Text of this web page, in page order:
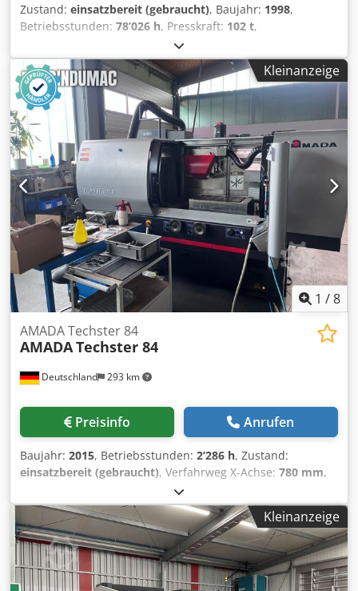
Zustand: einsatzbereit (gebraucht), Baujahr: 1998,
Betriebsstunden: 78’026 h, Presskraft: 102 t,
, Anzahl der Achsen:
Achsen-Abkantpresse vom Typ AMADA HFBO 100-30 wurde
1998 hergestellt. Sie verfügt über eine maximale Presskraft
von 1000 kN und eine Biegelänge von 3100 mm und bietet
damit solide Leistungsfähigkeit für vielfältige
Anwendungen. Im Jahr 2024 wurden an der Maschine
Software-Upgrades durchgeführt und die Zylinder
ausgetauscht. Wenn Sie auf der Suche nach hochwertigen
Biegekapazitäten sind, sollten Sie die von uns zum Verkauf
angebotene Abkantpresse AMADA HFBO 100-30 in Betracht
ziehen. Kontaktieren Sie uns für weitere Details. • Abstand
zwischen den Rahmen: 2700 mm • Maximaler Hub: 200
mm • Anzahl der Achsen: 8 (Y1, Y2, X1, X2, R1, R2, Z1, Z2)
Dsdpszl Dvqefx Andewa • Spannung: 400/415 V • Frequenz:
50 Hz • Nennstrom: 199 A • Anzahl der Phasen: 3 •
Installierte Leistung: 9 kW • Geräuschpegel:
Kleinanzeige
1 /8
Deutschland 293 km
AMADA Techster 84
AMADATechster 84
Preisinfo Anrufen
Baujahr: 2015, Betriebsstunden: 2’286 h, Zustand:
einsatzbereit (gebraucht), Verfahrweg X-Achse: 780 mm,
450 mm, Steuerungshersteller:
FANUC, Steuerungsmodell:Series 32i-MODEL B,
Gesamtgewicht:5’000 kg, Leistung des Spindelmotors:
7’500 W, Tischlänge:700 mm, Tischbreite:400 mm, Anzahl
der Achsen:3, Diese 3-Achsen-Flachschleifmaschine vom
Typ AMADA Techster 84 wurde im Jahr 2015 hergestellt.
Kleinanzeige